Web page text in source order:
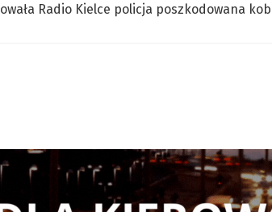
Radio Kielce policja poszkodowana